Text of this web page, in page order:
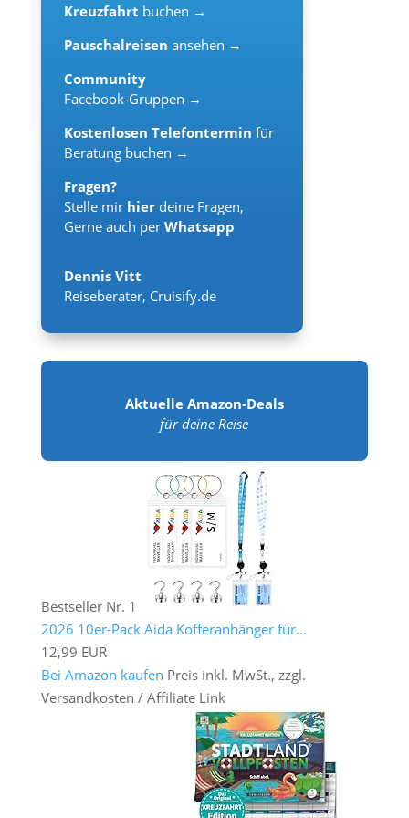
Kreuzfahrt buchen →
Pauschalreisen ansehen →
Community
Facebook-Gruppen →
Kostenlosen Telefontermin für
Beratung buchen →
Fragen?
Stelle mir hier deine Fragen,
Gerne auch per Whatsapp
Dennis Vitt
Reiseberater, Cruisify.de
Aktuelle Amazon-Deals
für deine Reise
Bestseller Nr. 1
2026 10er-Pack Aida Kofferanhänger für...
12,99 EUR
Bei Amazon kaufen Preis inkl. MwSt., zzgl.
Versandkosten / Affiliate Link